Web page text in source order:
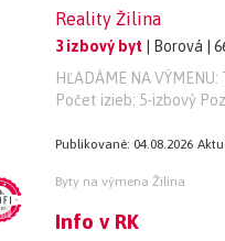
Reality Žilina
3 izbový byt | Borová
|
HĽADÁME NA
Počet izieb: 5-izbový
Publikované: 04.08.2026
Byty na výmena Žilina
Info v RK